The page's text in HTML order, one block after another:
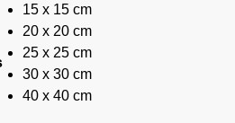
15 x 15 cm
20 x 20 cm
25 x 25 cm
30 x 30 cm
40 x 40 cm